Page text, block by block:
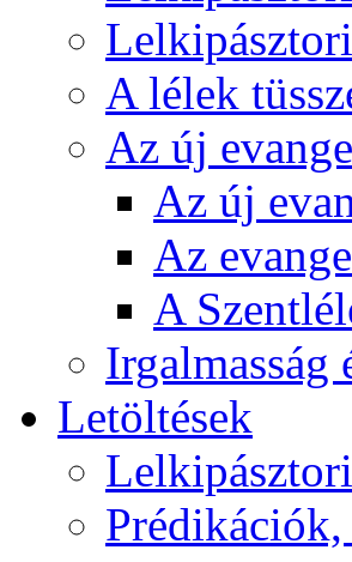
A lélek
Az új
Az új
Az
A
Irgalmasság
Letöltések
Prédikációk,